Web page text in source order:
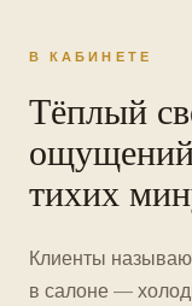
В КАБИНЕТЕ
Тёплый
тихих
Клиенты
в салоне —